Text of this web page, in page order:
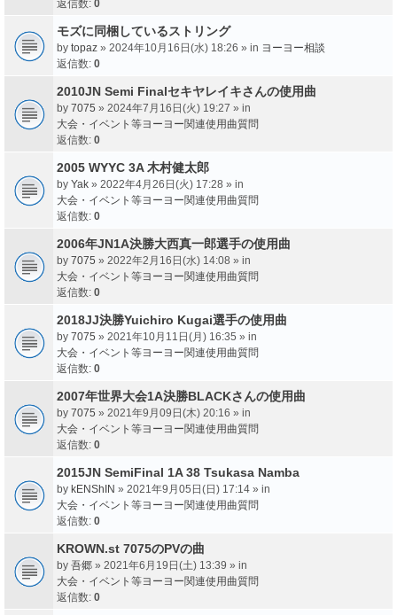
返信数: 0
モズに同梱しているストリング
by topaz » 2024年10月16日(水) 18:26 » in ヨーヨー相談
返信数: 0
2010JN Semi Finalセキヤレイキさんの使用曲
by 7075 » 2024年7月16日(火) 19:27 » in
大会・イベント等ヨーヨー関連使用曲質問
返信数: 0
2005 WYYC 3A 木村健太郎
by Yak » 2022年4月26日(火) 17:28 » in
大会・イベント等ヨーヨー関連使用曲質問
返信数: 0
2006年JN1A決勝大西真一郎選手の使用曲
by 7075 » 2022年2月16日(水) 14:08 » in
大会・イベント等ヨーヨー関連使用曲質問
返信数: 0
2018JJ決勝Yuichiro Kugai選手の使用曲
by 7075 » 2021年10月11日(月) 16:35 » in
大会・イベント等ヨーヨー関連使用曲質問
返信数: 0
2007年世界大会1A決勝BLACKさんの使用曲
by 7075 » 2021年9月09日(木) 20:16 » in
大会・イベント等ヨーヨー関連使用曲質問
返信数: 0
2015JN SemiFinal 1A 38 Tsukasa Namba
by kENShIN » 2021年9月05日(日) 17:14 » in
大会・イベント等ヨーヨー関連使用曲質問
返信数: 0
KROWN.st 7075のPVの曲
by 吾郷 » 2021年6月19日(土) 13:39 » in
大会・イベント等ヨーヨー関連使用曲質問
返信数: 0